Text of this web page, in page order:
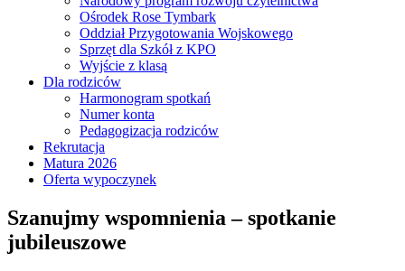
Ośrodek Rose Tymbark
Oddział Przygotowania Wojskowego
Sprzęt dla Szkół z KPO
Wyjście z klasą
Dla rodziców
Harmonogram spotkań
Numer konta
Pedagogizacja rodziców
Rekrutacja
Matura 2026
Oferta wypoczynek
Szanujmy wspomnienia – spotkanie
jubileuszowe